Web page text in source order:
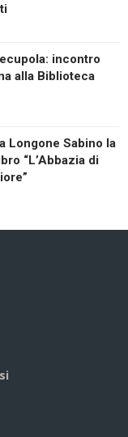
incontro
alla Biblioteca
Longone Sabino la
“L’Abbazia di